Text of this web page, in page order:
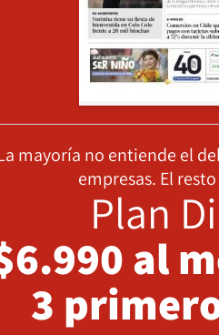
mayoría no entiende el
empresas. El
Plan
al
3